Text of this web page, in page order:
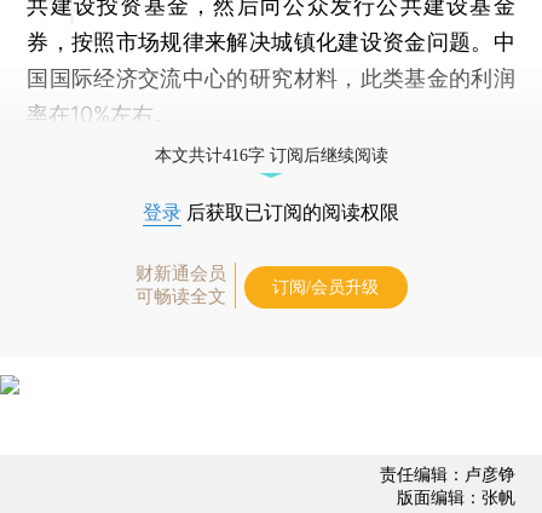
共建设投资基金，然后向公众发行公共建设基金
券，按照市场规律来解决城镇化建设资金问题。中
国国际经济交流中心的研究材料，此类基金的利润
率在10%左右。
本文共计416字 订阅后继续阅读
登录 后获取已订阅的阅读权限
财新通会员
可畅读全文
订阅/会员升级
责任编辑：卢彦铮
版面编辑：张帆